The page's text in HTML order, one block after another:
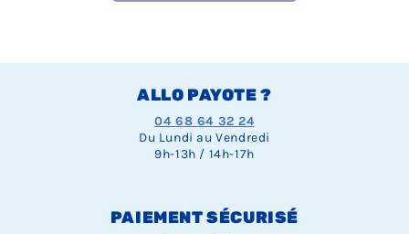
ALLO PAYOTE ?
04 68 64 32 24
Du Lundi au Vendredi
9h-13h / 14h-17h
PAIEMENT SÉCURISÉ